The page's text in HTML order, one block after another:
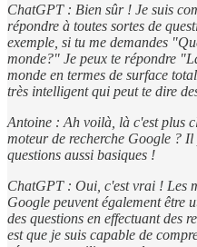
ChatGPT : Bien sûr ! Je suis
répondre à toutes sortes de
exemple, si tu me demandes
monde?" Je peux te répondre
monde en termes de surface
très intelligent qui peut te dire
Antoine : Ah voilà, là c'est plus
moteur de recherche Google ?
questions aussi basiques !
ChatGPT : Oui, c'est vrai ! Les
Google peuvent également être
des questions en effectuant des
est que je suis capable de